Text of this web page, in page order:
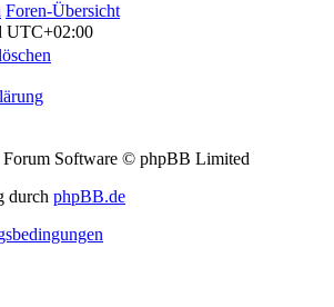
Foren-Übersicht
UTC+02:00
Software © phpBB Limited
durch phpBB.de